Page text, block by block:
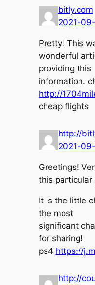
bitly.com
2021-
Pretty! This
wonderful
providing this
information.
http://
cheap flights
http://
2021-
Greetings!
this particular
It is the little
the most
significant
for sharing!
ps4 https://
http://